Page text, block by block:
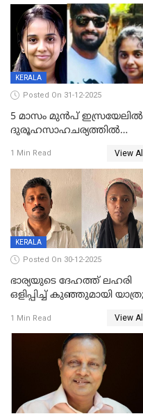
നിലയിൽ
KERALA
Posted On 31-12-2025
5 മാസം മുൻപ് ഇസ്രയേലിൽ
ദുരൂഹസാഹചര്യത്തിൽ
മലയാളി യുവാവിന്റെ
മരിച്ചു
1 Min Read View All
KERALA
Posted On 30-12-2025
ഭാര്യയുടെ ദേഹത്ത് ലഹരി
ഒളിപ്പിച്ച് കുഞ്ഞുമായി യാത്ര;
പിടികൂടി പൊലീസ്
1 Min Read View All